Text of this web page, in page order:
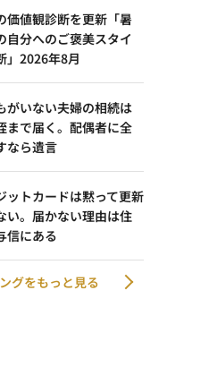
価値観診断を更新「暑
自分へのご褒美スタイ
」2026年8月
がいない夫婦の相続は
まで届く。配偶者に全
なら遺言
ットカードは黙って更新
い。届かない理由は住
信にある
グをもっと見る